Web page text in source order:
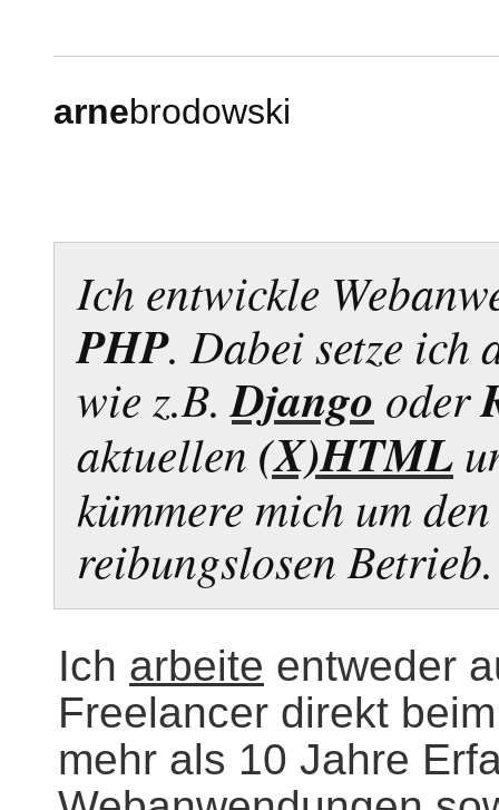
arnebrodowski
Ich entwickle
PHP. Dabei setze ich
wie z.B.Django oder
aktuellen (X)HTML
kümmere mich um
reibungslosen Betrieb.
Ich arbeite entweder
Freelancer direkt
mehr als 10 Jahre